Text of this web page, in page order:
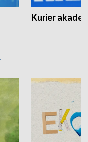
Kurier